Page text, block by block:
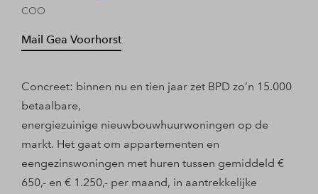
COO
Mail Gea Voorhorst
Concreet: binnen nu en tien jaar zet BPD zo’n 15.000
betaalbare,
energiezuinige nieuwbouwhuurwoningen op de
markt. Het gaat om appartementen en
eengezinswoningen met huren tussen gemiddeld €
650,- en € 1.250,- per maand, in aantrekkelijke